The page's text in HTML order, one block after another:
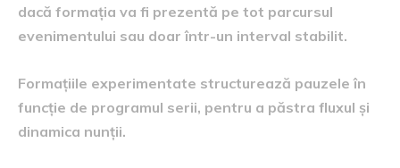
dacă formația va fi prezentă pe tot parcursul
evenimentului sau doar într-un interval stabilit.
Formațiile experimentate structurează pauzele în
funcție de programul serii, pentru a păstra fluxul și
dinamica nunții.